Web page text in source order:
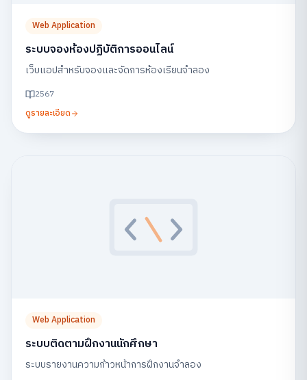
Web Application
ระบบจองห้องปฏิบัติการออนไลน์
เว็บแอปสำหรับจองและจัดการห้องเรียนจำลอง
2567
ดูรายละเอียด
Web Application
ระบบติดตามฝึกงานนักศึกษา
ระบบรายงานความก้าวหน้าการฝึกงานจำลอง